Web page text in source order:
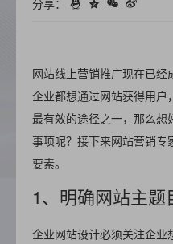
分享：
网站线上营销推广现在已经
企业都想通过网站获得用户
最有效的途径之一，那么想
事项呢？接下来网站营销
要素。
1、明确网站主题
企业网站设计必须关注企